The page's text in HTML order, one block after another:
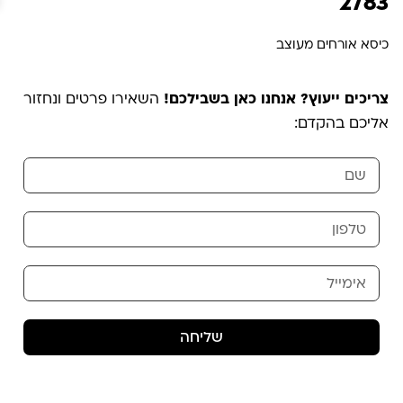
כיסא אורחים מעוצב
צריכים ייעוץ? אנחנו כאן בשבילכם! השאירו פרטים ונחזור
אליכם בהקדם:
שליחה